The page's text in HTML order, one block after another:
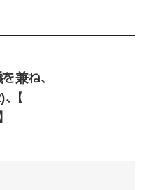
兼ね、
【